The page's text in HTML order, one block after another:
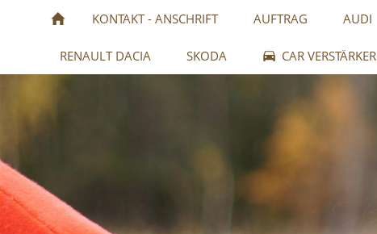
KONTAKT - ANSCHRIFT AUFTRAG AUDI
RENAULT DACIA SKODA CAR VERSTÄRKER